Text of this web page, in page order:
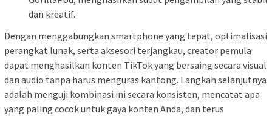
dan kreatif.
Dengan menggabungkan smartphone yang tepat, optimalisasi
perangkat lunak, serta aksesori terjangkau, creator pemula
dapat menghasilkan konten TikTok yang bersaing secara visual
dan audio tanpa harus menguras kantong. Langkah selanjutnya
adalah menguji kombinasi ini secara konsisten, mencatat apa
yang paling cocok untuk gaya konten Anda, dan terus